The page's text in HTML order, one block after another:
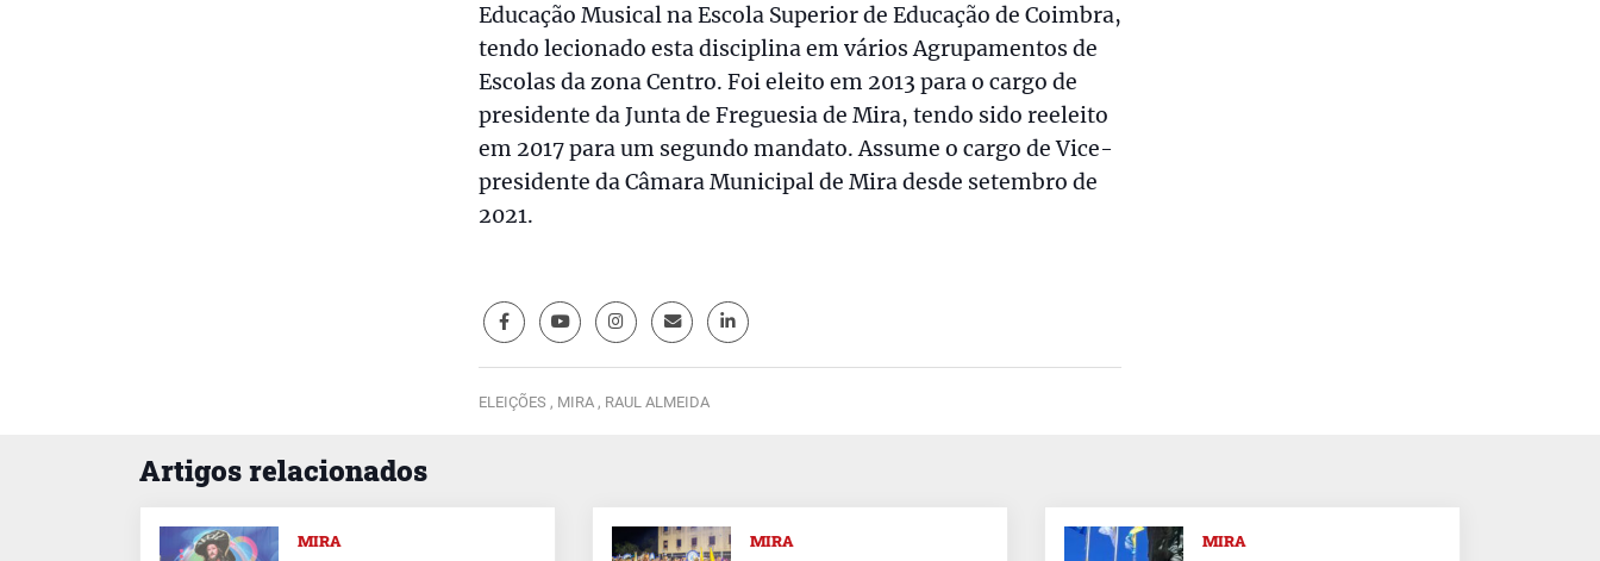
Educação Musical na Escola Superior de Educação de Coimbra,
tendo lecionado esta disciplina em vários Agrupamentos de
Escolas da zona Centro. Foi eleito em 2013 para o cargo de
presidente da Junta de Freguesia de Mira, tendo sido reeleito
em 2017 para um segundo mandato. Assume o cargo de Vice-
presidente da Câmara Municipal de Mira desde setembro de
2021.
ELEIÇÕES , MIRA , RAUL ALMEIDA
Artigos relacionados
MIRA MIRA MIRA